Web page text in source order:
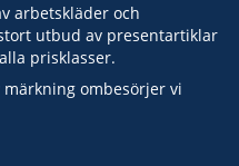
arbetskläder och
utbud av presentartiklar
prisklasser.
ombesörjer vi